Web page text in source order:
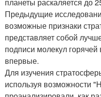
Предыдущие
возможные признаки
представляет собой
подписи молекул
впервые.
Для изучения
используя возможности